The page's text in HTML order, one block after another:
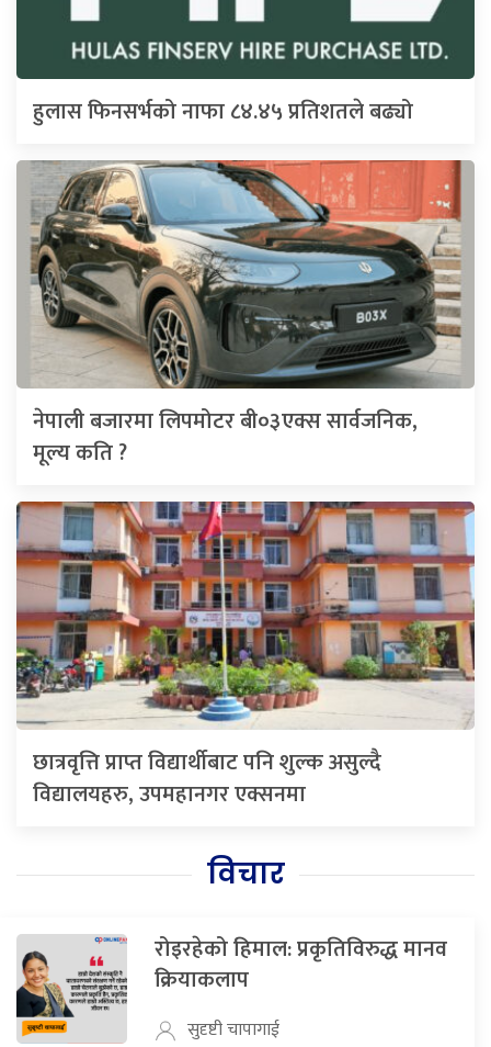
हुलास फिनसर्भको नाफा ८४.४५ प्रतिशतले बढ्यो
नेपाली बजारमा लिपमोटर बी०३एक्स सार्वजनिक,
मूल्य कति ?
छात्रवृत्ति प्राप्त विद्यार्थीबाट पनि शुल्क असुल्दै
विद्यालयहरु, उपमहानगर एक्सनमा
विचार
रोइरहेको हिमाल: प्रकृतिविरुद्ध मानव
क्रियाकलाप
सुदृष्टी चापागाई